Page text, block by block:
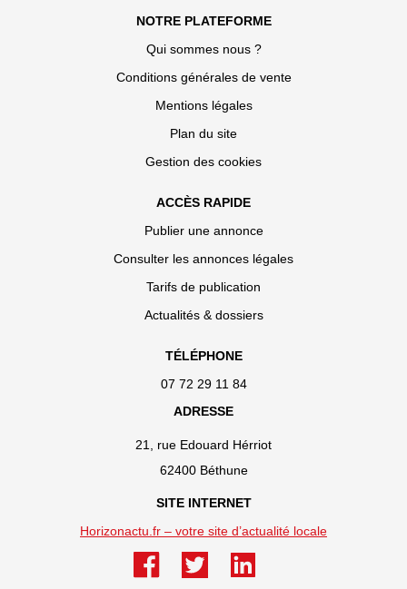
NOTRE PLATEFORME
Qui sommes nous ?
Conditions générales de vente
Mentions légales
Plan du site
Gestion des cookies
ACCÈS RAPIDE
Publier une annonce
Consulter les annonces légales
Tarifs de publication
Actualités & dossiers
TÉLÉPHONE
07 72 29 11 84
ADRESSE
21, rue Edouard Hérriot
62400 Béthune
SITE INTERNET
Horizonactu.fr – votre site d’actualité locale